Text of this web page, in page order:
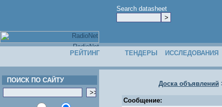
Search datasheet
РЕЙТИНГ ТЕНДЕРЫ ИССЛЕДОВАНИЯ
ПОИСК ПО САЙТУ Доска объявлений
Сообщение: